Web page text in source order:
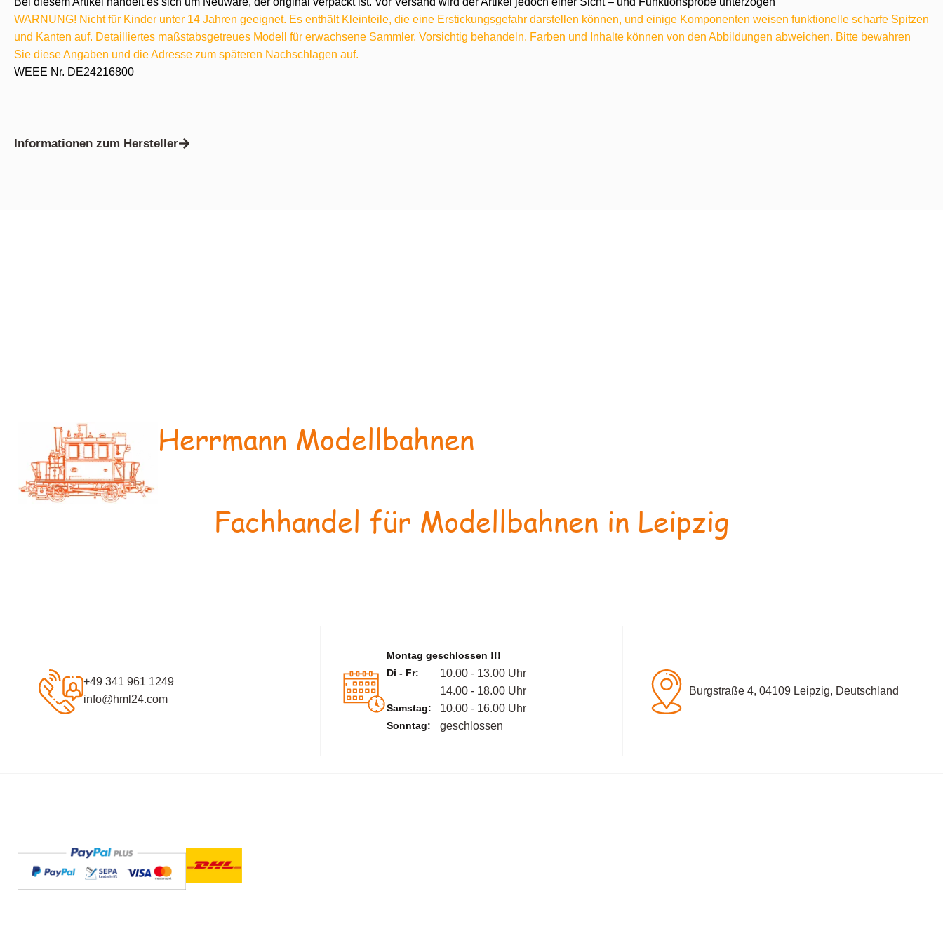
WARNUNG! Nicht für Kinder unter 14 Jahren geeignet. Es enthält Kleinteile, die eine Erstickungsgefahr darstellen können, und einige Komponenten weisen funktionelle scharfe Spitzen
und Kanten auf. Detailliertes maßstabsgetreues Modell für erwachsene Sammler. Vorsichtig behandeln. Farben und Inhalte können von den Abbildungen abweichen. Bitte bewahren
Sie diese Angaben und die Adresse zum späteren Nachschlagen auf.
WEEE Nr. DE24216800
Informationen zum Hersteller
Herrmann Modellbahnen
Fachhandel für Modellbahnen in Leipzig
+49 341 961 1249
info@hml24.com
Montag geschlossen !!!
Di - Fr:
10.00 - 13.00 Uhr
14.00 - 18.00 Uhr
Samstag: 10.00 - 16.00 Uhr
Sonntag: geschlossen
Burgstraße 4, 04109 Leipzig, Deutschland